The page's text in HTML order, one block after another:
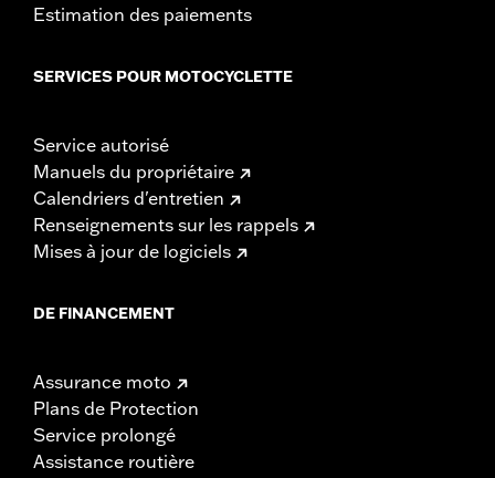
Estimation des paiements
SERVICES POUR MOTOCYCLETTE
Service autorisé
Manuels du propriétaire
Calendriers d'entretien
Renseignements sur les rappels
Mises à jour de logiciels
DE FINANCEMENT
Assurance moto
Plans de Protection
Service prolongé
Assistance routière